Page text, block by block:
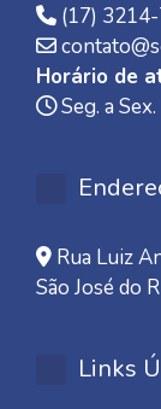
(17)
Horário de
Seg. a
Rua Luiz
São José do
Links